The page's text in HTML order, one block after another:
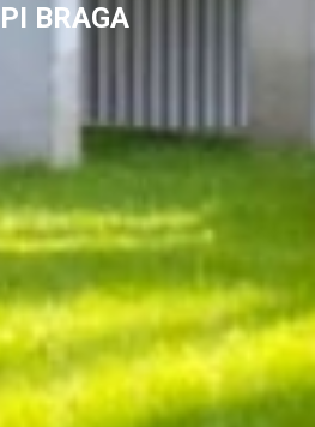
PI BRAGA